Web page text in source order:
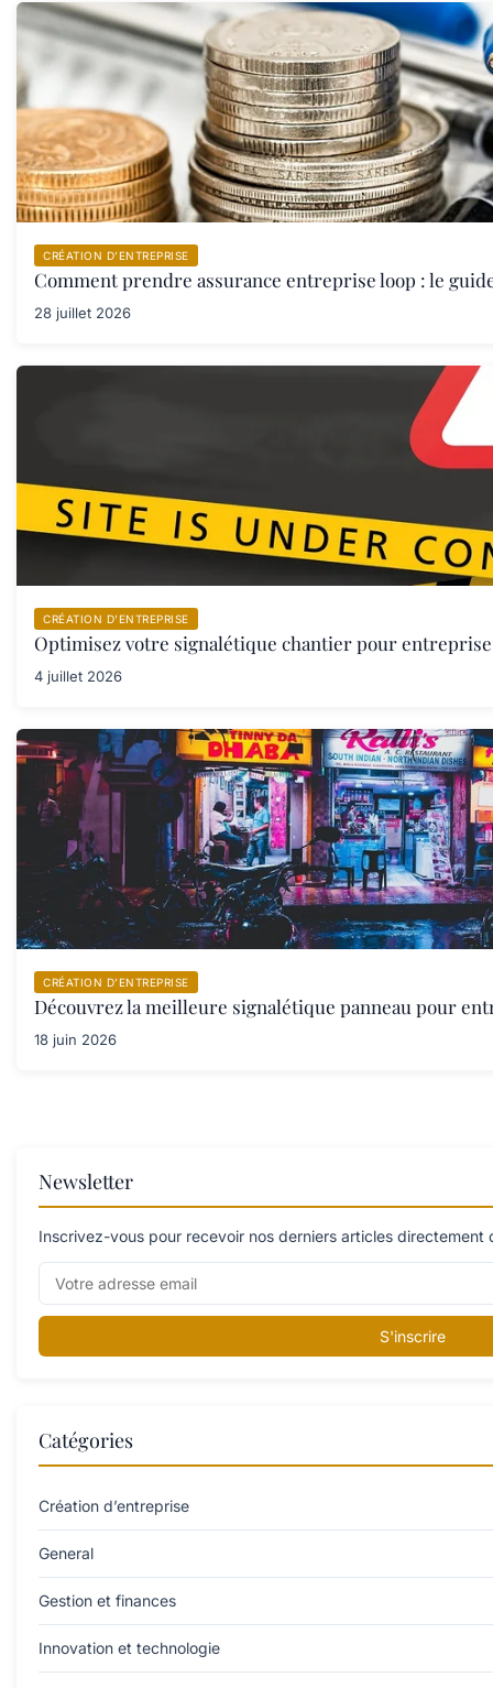
CRÉATION D’ENTREPRISE
Comment prendre assurance entreprise loop : le
28 juillet 2026
CRÉATION D’ENTREPRISE
Optimisez votre signalétique chantier pour entreprise
4 juillet 2026
CRÉATION D’ENTREPRISE
Découvrez la meilleure signalétique panneau pour
18 juin 2026
Newsletter
Inscrivez-vous pour recevoir nos derniers articles directement
S'inscrire
Catégories
Création d’entreprise
General
Gestion et finances
Innovation et technologie